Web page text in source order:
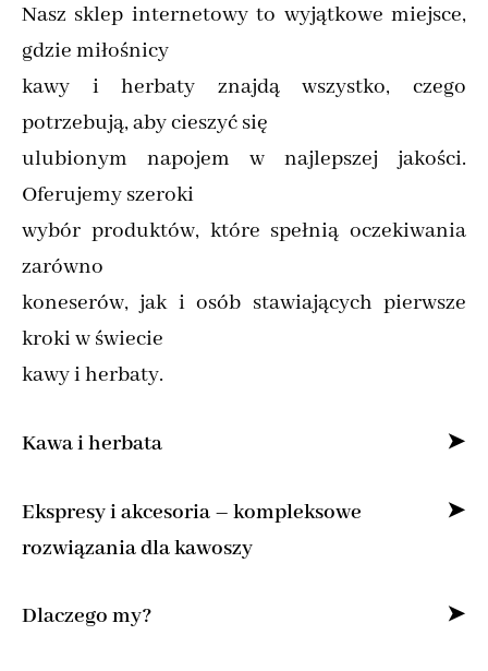
Nasz sklep internetowy to wyjątkowe miejsce,
gdzie miłośnicy
kawy i herbaty znajdą wszystko, czego
potrzebują, aby cieszyć się
ulubionym napojem w najlepszej jakości.
Oferujemy szeroki
wybór produktów, które spełnią oczekiwania
zarówno
koneserów, jak i osób stawiających pierwsze
kroki w świecie
kawy i herbaty.
Kawa i herbata
Specjalizujemy się w sprzedaży kawy ziarnistej
i mielonej online,
całego świata.
Ekspresy i akcesoria – kompleksowe
rozwiązania dla kawoszy
Dla osób, które pragną cieszyć się kawą jak z
Dlaczego my?